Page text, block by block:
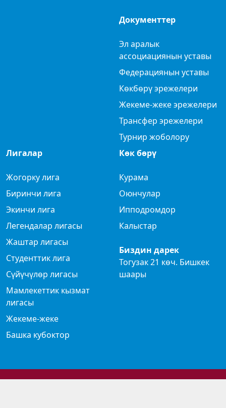
Документтер
Эл аралык
ассоциациянын уставы
Федерациянын уставы
Көкбөрү эрежелери
Жекеме-жеке эрежелери
Трансфер эрежелери
Турнир жоболору
Лигалар
Жогорку лига
Биринчи лига
Экинчи лига
Легендалар лигасы
Жаштар лигасы
Студенттик лига
Сүйүчүлөр лигасы
Мамлекеттик кызмат
лигасы
Жекеме-жеке
Башка кубоктор
Көк бөрү
Курама
Оюнчулар
Ипподромдор
Калыстар
Биздин дарек
Тогузак 21 көч. Бишкек
шаары